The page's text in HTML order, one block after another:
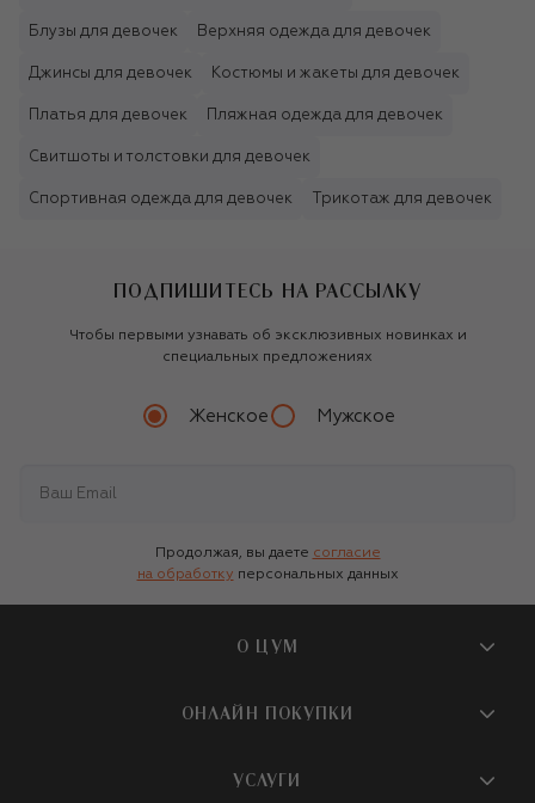
Блузы для девочек Верхняя одежда для девочек
Джинсы для девочек Костюмы и жакеты для девочек
Платья для девочек Пляжная одежда для девочек
Свитшоты и толстовки для девочек
Спортивная одежда для девочек Трикотаж для девочек
ПОДПИШИТЕСЬ НА РАССЫЛКУ
Чтобы первыми узнавать об эксклюзивных новинках и
специальных предложениях
Женское Мужское
Продолжая, вы даете согласие
на обработку персональных данных
О ЦУМ
О магазине
Бутики и ПВЗ ЦУМ
ОНЛАЙН ПОКУПКИ
УСЛУГИ